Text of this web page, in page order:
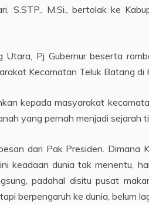
S.STP., M.Si., bertolak ke
Utara, Pj Gubernur beserta
Kecamatan Teluk Batang
kepada masyarakat
yang pernah menjadi
dari Pak Presiden.
keadaan dunia tak menentu,
padahal disitu pusat
berpengaruh ke dunia, belum